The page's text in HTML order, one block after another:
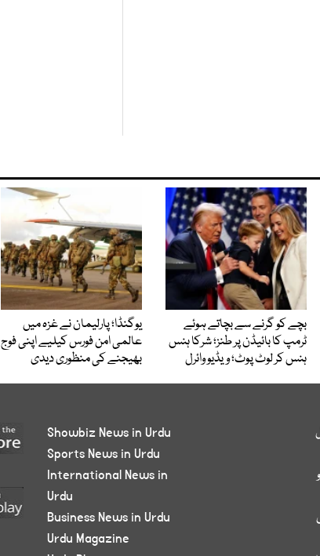
بچے کو گرنے سے بچاتے ہوئے
ٹرمپ کا بائیڈن پر طنز؛ شرکا ہنس
ہنس کر لوٹ پوٹ؛ ویڈیو وائرل
یوگنڈا؛ پارلیمان نے غزہ میں
عالمی امن فورس کیلیے اپنی فوج
بھیجنے کی منظوری دیدی
Showbiz News in Urdu
Sports News in Urdu
International News in
Urdu
Business News in Urdu
Urdu Magazine